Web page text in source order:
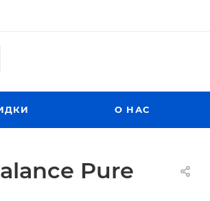
О НАС
Pure